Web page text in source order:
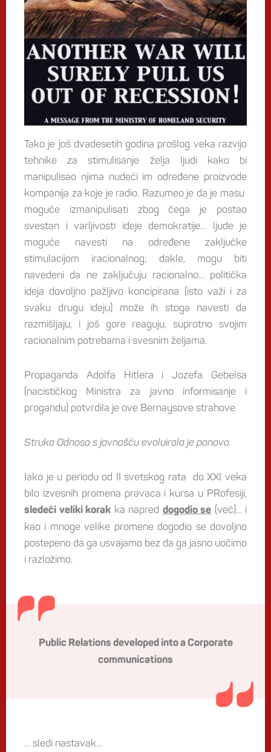
Tako je još dvadesetih godina prošlog veka razvijo
tehnike za stimulisanje želja ljudi kako bi
manipulisao njima nudeći im određene proizvode
kompanija za koje je radio. Razumeo je da je masu
moguće izmanipulisati zbog čega je postao
svestan i varljivosti ideje demokratije… ljude je
moguće navesti na određene zaključke
stimulacijom iracionalnog; dakle, mogu biti
navedeni da ne zaključuju racionalno… politička
ideja dovoljno pažljivo koncipirana (isto važi i za
svaku drugu ideju) može ih stoga navesti da
razmišljaju, i još gore reaguju, suprotno svojim
racionalnim potrebama i svesnim željama.
Propaganda Adolfa Hitlera i Jozefa Gebelsa
(nacističkog Ministra za javno informisanje i
progandu) potvrdila je ove Bernaysove strahove.
Struka Odnosa s javnošću evoluirala je ponovo.
Iako je u periodu od II svetskog rata do XXI veka
bilo izvesnih promena pravaca i kursa u PRofesiji,
sledeći veliki korak ka napred dogodio se (već)… i
kao i mnoge velike promene dogodio se dovoljno
postepeno da ga usvajamo bez da ga jasno uočimo
i razložimo.
Public Relations developed into a Corporate
communications
… sledi nastavak…